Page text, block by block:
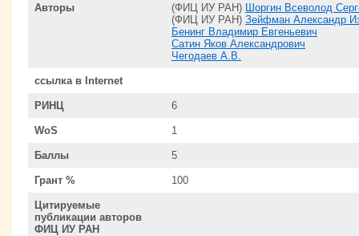
Авторы (ФИЦ ИУ РАН)
Шоргин Всеволод
(ФИЦ ИУ РАН) Зейфман Александр
Бенинг Владимир Евгеньевич
Сатин Яков Александрович
Чегодаев А.В.
ссылка в Internet
РИНЦ 6
WoS 1
Баллы 5
Грант % 100
Цитируемые
публикации авторов
ФИЦ ИУ РАН